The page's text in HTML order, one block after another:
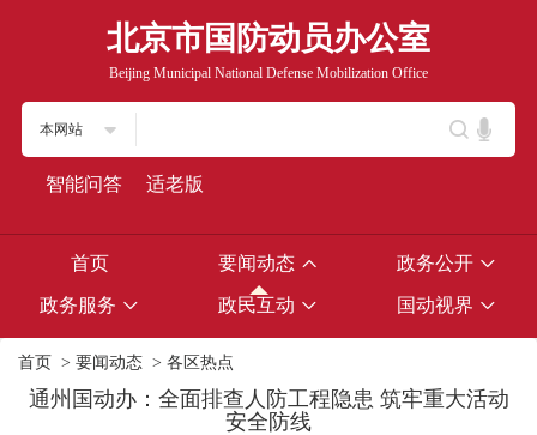
北京市国防动员办公室
Beijing Municipal National Defense Mobilization Office
本网站
智能问答 适老版
首页 要闻动态 政务公开
政务服务 政民互动 国动视界
首页 > 要闻动态 > 各区热点
通州国动办：全面排查人防工程隐患 筑牢重大活动
安全防线